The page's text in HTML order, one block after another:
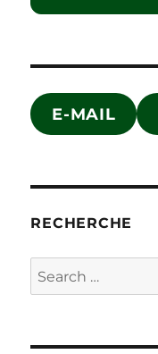
E-MAIL
RECHERCHE
Search
for: